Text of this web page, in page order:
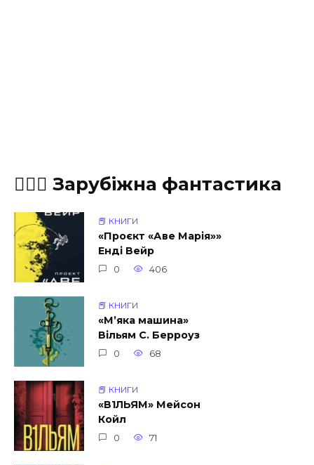
🧝🏾‍♀️ Зарубіжна фантастика
📕 КНИГИ
«Проєкт «Аве Марія»»
Енді Вейр
0 406
📕 КНИГИ
«М’яка машина»
Вільям С. Берроуз
0 68
📕 КНИГИ
«В1ЛЬЯМ» Мейсон
Койл
0 71